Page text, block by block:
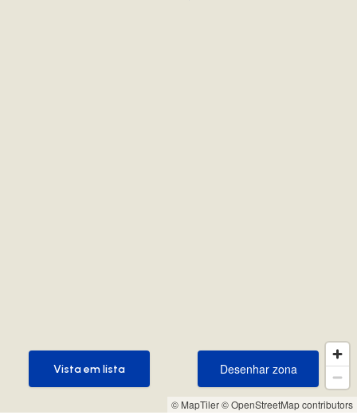
© MapTiler© OpenStreetMap contributors
Desenhar zona
Desenhar zona
Vista em lista
Vista em lista